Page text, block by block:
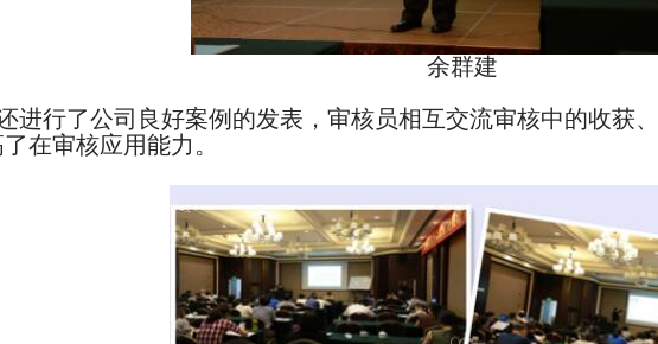
余群建
进行了公司良好案例的发表，审核员相互交流审核中的收获
在审核应用能力。